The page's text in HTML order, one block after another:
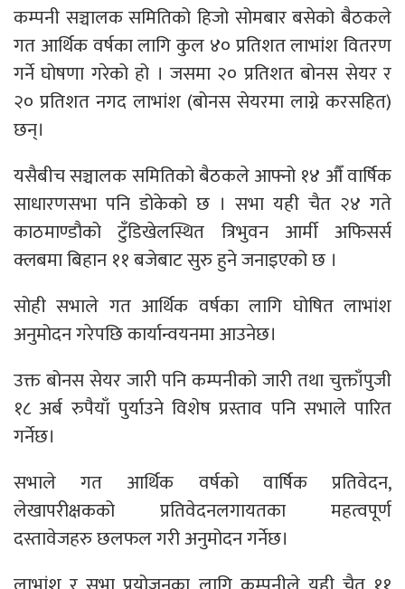
कम्पनी सञ्चालक समितिको हिजो सोमबार बसेको बैठकले
गत आर्थिक वर्षका लागि कुल ४० प्रतिशत लाभांश वितरण
गर्ने घोषणा गरेको हो । जसमा २० प्रतिशत बोनस सेयर र
२० प्रतिशत नगद लाभांश (बोनस सेयरमा लाग्ने करसहित)
छन्।
यसैबीच सञ्चालक समितिको बैठकले आफ्नो १४ औँ वार्षिक
साधारणसभा पनि डोकेको छ । सभा यही चैत २४ गते
काठमाण्डौको टुँडिखेलस्थित त्रिभुवन आर्मी अफिसर्स
क्लबमा बिहान ११ बजेबाट सुरु हुने जनाइएको छ ।
सोही सभाले गत आर्थिक वर्षका लागि घोषित लाभांश
अनुमोदन गरेपछि कार्यान्वयनमा आउनेछ।
उक्त बोनस सेयर जारी पनि कम्पनीको जारी तथा चुक्ताँपुजी
१८ अर्ब रुपैयाँ पुर्याउने विशेष प्रस्ताव पनि सभाले पारित
गर्नेछ।
सभाले गत आर्थिक वर्षको वार्षिक प्रतिवेदन,
लेखापरीक्षकको प्रतिवेदनलगायतका महत्वपूर्ण
दस्तावेजहरु छलफल गरी अनुमोदन गर्नेछ।